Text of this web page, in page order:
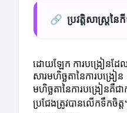
🔗 ប្រវត្តិសាស្រ្តនៃកី
ដោយឡែក ការបង្រៀនដែ
សារមហិច្ឆតានៃការបង្រៀន
មហិច្ឆតានៃការបង្រៀនគឺជ
ប្រជែងត្រូវបានលើកទឹកចិត្ត